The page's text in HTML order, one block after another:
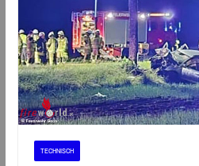
TECHNISCH